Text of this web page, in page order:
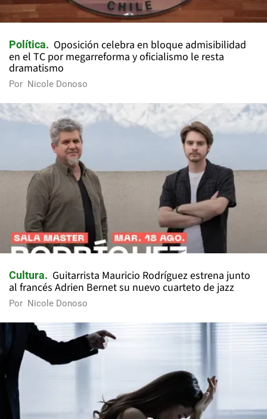
Política
Oposición celebra en bloque admisibilidad
en el TC por megarreforma y oficialismo le resta
dramatismo
Por Nicole Donoso
Cultura
Guitarrista Mauricio Rodríguez estrena junto
al francés Adrien Bernet su nuevo cuarteto de jazz
Por Nicole Donoso